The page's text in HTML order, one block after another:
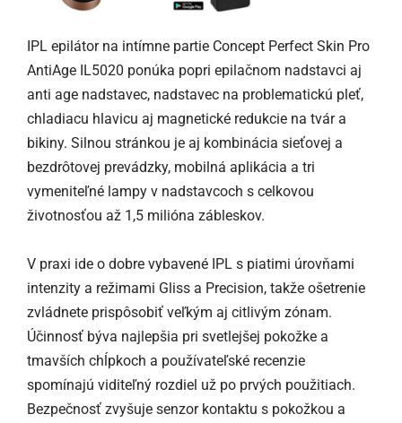
IPL epilátor na intímne partie Concept Perfect Skin Pro
AntiAge IL5020 ponúka popri epilačnom nadstavci aj
anti age nadstavec, nadstavec na problematickú pleť,
chladiacu hlavicu aj magnetické redukcie na tvár a
bikiny. Silnou stránkou je aj kombinácia sieťovej a
bezdrôtovej prevádzky, mobilná aplikácia a tri
vymeniteľné lampy v nadstavcoch s celkovou
životnosťou až 1,5 milióna zábleskov.
V praxi ide o dobre vybavené IPL s piatimi úrovňami
intenzity a režimami Gliss a Precision, takže ošetrenie
zvládnete prispôsobiť veľkým aj citlivým zónam.
Účinnosť býva najlepšia pri svetlejšej pokožke a
tmavších chĺpkoch a používateľské recenzie
spomínajú viditeľný rozdiel už po prvých použitiach.
Bezpečnosť zvyšuje senzor kontaktu s pokožkou a